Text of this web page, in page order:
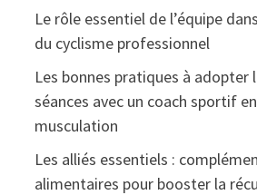
Le rôle essentiel de l’équipe
du cyclisme professionnel
Les bonnes pratiques à adopter
séances avec un coach sportif en
musculation
Les alliés essentiels :
alimentaires pour booster la